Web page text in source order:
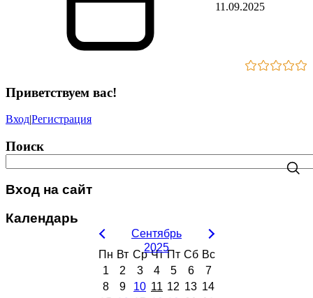
11.09.2025
Приветствуем вас!
Вход|Регистрация
Поиск
Вход на сайт
Календарь
Сентябрь
2025
Пн Вт Ср Чт Пт Сб Вс
1
2 3 4 5 6
7
8
9 10 11 12 13 14